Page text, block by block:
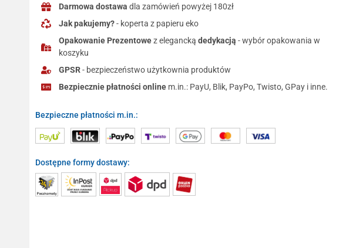
Darmowa dostawa dla zamówień powyżej 180zł
Jak pakujemy?- koperta z papieru eko
Opakowanie Prezentowez eleganckądedykacją - wybór opakowania w
koszyku
GPSR- bezpieczeństwo użytkownia produktów
Bezpiecznie płatności online m.in.: PayU, Blik, PayPo, Twisto, GPay i inne.
Bezpieczne płatności m.in.:
Dostępne formy dostawy: